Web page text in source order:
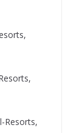
Resorts,